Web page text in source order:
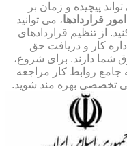
پیچیده و زمان بر
قراردادها، می توانید
از تنظیم قراردادهای
کار و دریافت حق
شما دارند. برای شروع،
جامع روابط کار مراجعه
تخصصی بهره مند شوید.